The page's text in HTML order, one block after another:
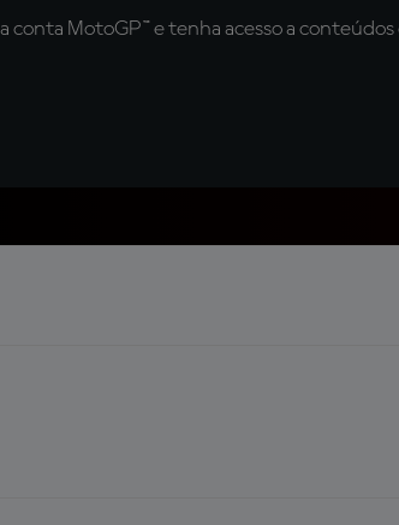
conta MotoGP™ e tenha acesso a